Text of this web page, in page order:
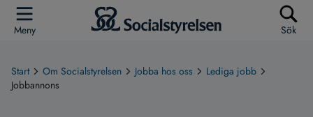
Meny Sök
Start Om Socialstyrelsen Jobba hos oss
Lediga jobb
Jobbannons